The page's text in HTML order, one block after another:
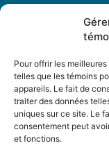
Pour offrir les
telles que les témoins
appareils. Le fait de
traiter des données
uniques sur ce site. Le
consentement peut
et fonctions.
Nous Suivre